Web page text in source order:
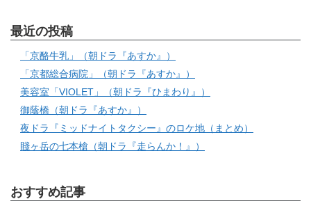
最近の投稿
「京酪牛乳」（朝ドラ『あすか』）
「京都総合病院」（朝ドラ『あすか』）
美容室「VIOLET」（朝ドラ『ひまわり』）
御蔭橋（朝ドラ『あすか』）
夜ドラ『ミッドナイトタクシー』のロケ地（まとめ）
賤ヶ岳の七本槍（朝ドラ『走らんか！』）
おすすめ記事